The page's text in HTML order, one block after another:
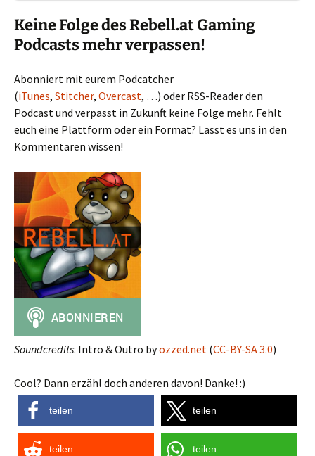
Keine Folge des Rebell.at Gaming
Podcasts mehr verpassen!
Abonniert mit eurem Podcatcher
(iTunes, Stitcher, Overcast, …) oder RSS-Reader den
Podcast und verpasst in Zukunft keine Folge mehr. Fehlt
euch eine Plattform oder ein Format? Lasst es uns in den
Kommentaren wissen!
Soundcredits: Intro & Outro byozzed.net (CC-BY-SA 3.0)
Cool? Dann erzähl doch anderen davon! Danke! :)
teilen teilen
teilen teilen